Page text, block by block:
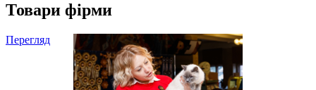
Товари фірми
Перегляд